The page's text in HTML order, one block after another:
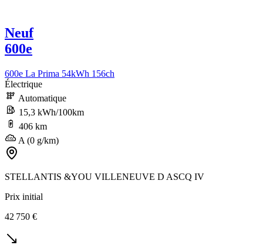
Neuf
600e
600e La Prima 54kWh 156ch
Électrique
Automatique
15,3 kWh/100km
406 km
A (0 g/km)
STELLANTIS &YOU VILLENEUVE D ASCQ IV
Prix initial
42 750 €